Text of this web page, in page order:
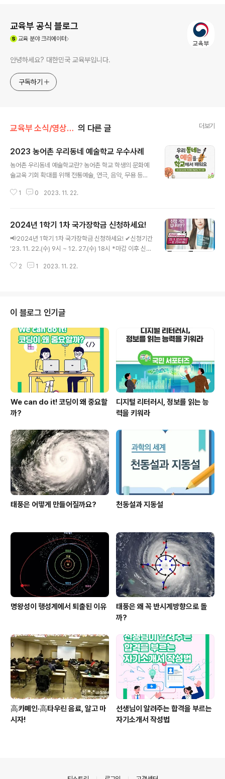
교육부 공식 블로그
교육분야 크리에이터
안녕하세요? 대한민국 교육부입니다.
구독하기
교육부 소식/영상·카드뉴스·인포그래픽 의 다른 글 더보기
2023 농어촌 우리동네 예술학교 우수사례
농어촌 우리동네 예술학교란? 농어촌 학교 학생의 문화예
술교육 기회 확대를 위해 전통예술, 연극, 음악, 무용 등을
램입니다. 농어촌 지역 학생들이 문화예술교육으로 잠재력
#문화예술교육 #농어촌 우리 동네는 예술을 학교에서 배
워요 2023년 농어촌 우리동네 예술학교 우수사례 '농어촌
우리동네 예술학교'란? 농어촌 학교 학생의 문화예술교육
악, 무용 등을 정규수업, 방학 중 캠프 등으로 참여할 수 있
1 0 2023. 11. 22.
2024년 1학기 1차 국가장학금 신청하세요!
📢2024년 1학기 1차 국가장학금 신청하세요! ✔신청기간
'23. 11. 22.(수) 9시 ~ 12. 27.(수) 18시 *마감 이후 신청
(수) 9시 ~ '24. 1. 3.(수) 18시 ✔신청방법 1. 반드시 학생
2 1 2023. 11. 22.
이 블로그 인기글
We can do it! 코딩이 왜 중요할
까?
디지털 리터러시, 정보를 읽는 능
력을 키워라
태풍은 어떻게 만들어질까요? 천동설과 지동설
명왕성이 행성계에서 퇴출된 이유
태풍은 왜 꼭 반시계방향으로 돌
까?
高카페인·高타우린 음료, 알고 마
시자!
선생님이 알려주는 합격을 부르는
자기소개서 작성법